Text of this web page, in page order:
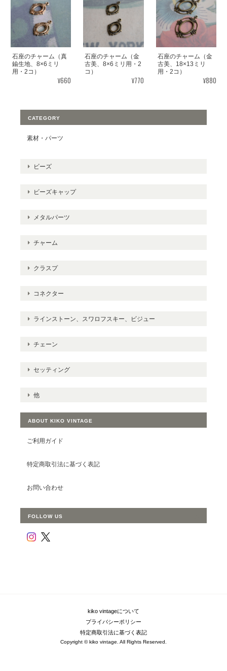
石座のチャーム（真
鍮生地、8×6ミリ
用・2コ）
¥660
石座のチャーム（金
古美、8×6ミリ用・2
コ）
¥770
石座のチャーム（金
古美、18×13ミリ
用・2コ）
¥880
CATEGORY
素材・パーツ
ビーズ
ビーズキャップ
メタルパーツ
チャーム
クラスプ
コネクター
ラインストーン、スワロフスキー、ビジュー
チェーン
セッティング
他
ABOUT KIKO VINTAGE
ご利用ガイド
特定商取引法に基づく表記
お問い合わせ
FOLLOW US
kiko vintageについて
プライバシーポリシー
特定商取引法に基づく表記
Copyright © kiko vintage. All Rights Reserved.